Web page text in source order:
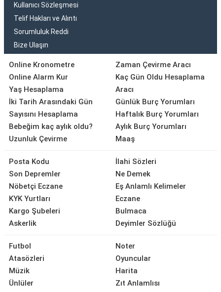
Kullanıcı Sözleşmesi
Telif Hakları ve Alıntı
Sorumluluk Reddi
Bize Ulaşın
Online Kronometre
Online Alarm Kur
Yaş Hesaplama
İki Tarih Arasındaki Gün
Sayısını Hesaplama
Bebeğim kaç aylık oldu?
Uzunluk Çevirme
Zaman Çevirme Aracı
Kaç Gün Oldu Hesaplama
Aracı
Günlük Burç Yorumları
Haftalık Burç Yorumları
Aylık Burç Yorumları
Maaş
Posta Kodu
Son Depremler
Nöbetçi Eczane
KYK Yurtları
Kargo Şubeleri
Askerlik
İlahi Sözleri
Ne Demek
Eş Anlamlı Kelimeler
Eczane
Bulmaca
Deyimler Sözlüğü
Futbol
Atasözleri
Müzik
Ünlüler
Noter
Oyuncular
Harita
Zıt Anlamlısı